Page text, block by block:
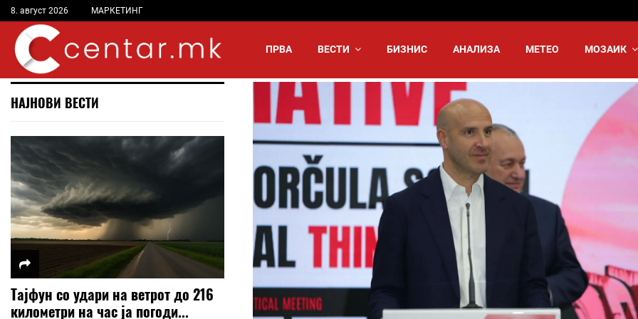
8. август 2026 МАРКЕТИНГ
ПРВА ВЕСТИ БИЗНИС АНАЛИЗА МЕТЕО МОЗАИК
НАЈНОВИ ВЕСТИ
Тајфун со удари на ветрот до 216
километри на час ја погоди...